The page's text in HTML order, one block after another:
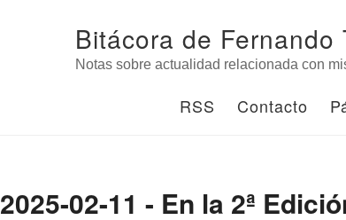
Bitácora de Fernando
Notas sobre actualidad relacionada con
RSS Contacto
2025-02-11 - En la 2ª